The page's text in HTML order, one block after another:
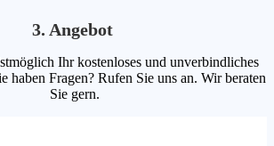
3. Angebot
Ihr kostenloses und unverbindliches
haben Fragen? Rufen Sie uns an. Wir beraten
Sie gern.